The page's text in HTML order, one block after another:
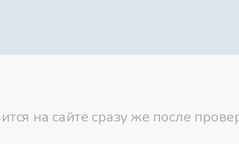
на сайте сразу же после